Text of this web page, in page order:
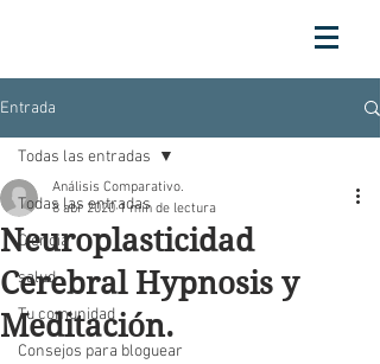
Entrada
Todas las entradas
Ciencia
salud
Tu comunidad
Consejos para bloguear
Todas las entradas
Neuroplasticidad
Cerebral Hypnosis y
Meditación.
Análisis Comparativo.
8 abr 2020 1 min de lectura